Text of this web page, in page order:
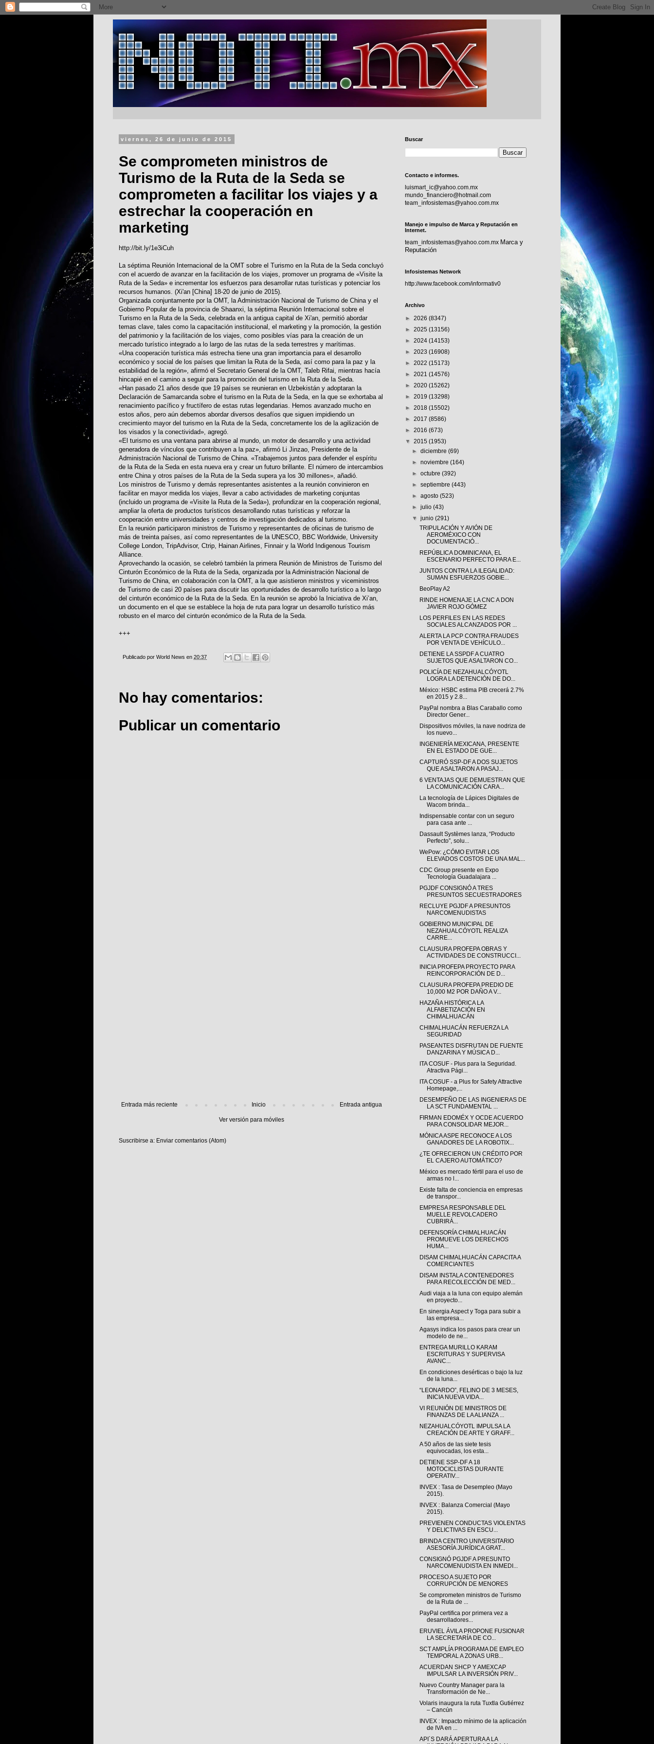
viernes, 26 de junio de 2015
Se comprometen ministros de
Turismo de la Ruta de la Seda se
comprometen a facilitar los viajes y a
estrechar la cooperación en
marketing
http://bit.ly/1e3iCuh
La séptima Reunión Internacional de la OMT sobre el Turismo en la Ruta de la Seda concluyó
con el acuerdo de avanzar en la facilitación de los viajes, promover un programa de «Visite la
Ruta de la Seda» e incrementar los esfuerzos para desarrollar rutas turísticas y potenciar los
recursos humanos. (Xi'an [China] 18-20 de junio de 2015).
Organizada conjuntamente por la OMT, la Administración Nacional de Turismo de China y el
Gobierno Popular de la provincia de Shaanxi, la séptima Reunión Internacional sobre el
Turismo en la Ruta de la Seda, celebrada en la antigua capital de Xi'an, permitió abordar
temas clave, tales como la capacitación institucional, el marketing y la promoción, la gestión
del patrimonio y la facilitación de los viajes, como posibles vías para la creación de un
mercado turístico integrado a lo largo de las rutas de la seda terrestres y marítimas.
«Una cooperación turística más estrecha tiene una gran importancia para el desarrollo
económico y social de los países que limitan la Ruta de la Seda, así como para la paz y la
estabilidad de la región», afirmó el Secretario General de la OMT, Taleb Rifai, mientras hacía
hincapié en el camino a seguir para la promoción del turismo en la Ruta de la Seda.
«Han pasado 21 años desde que 19 países se reunieran en Uzbekistán y adoptaran la
Declaración de Samarcanda sobre el turismo en la Ruta de la Seda, en la que se exhortaba al
renacimiento pacífico y fructífero de estas rutas legendarias. Hemos avanzado mucho en
estos años, pero aún debemos abordar diversos desafíos que siguen impidiendo un
crecimiento mayor del turismo en la Ruta de la Seda, concretamente los de la agilización de
los visados y la conectividad», agregó.
«El turismo es una ventana para abrirse al mundo, un motor de desarrollo y una actividad
generadora de vínculos que contribuyen a la paz», afirmó Li Jinzao, Presidente de la
Administración Nacional de Turismo de China. «Trabajemos juntos para defender el espíritu
de la Ruta de la Seda en esta nueva era y crear un futuro brillante. El número de intercambios
entre China y otros países de la Ruta de la Seda supera ya los 30 millones», añadió.
Los ministros de Turismo y demás representantes asistentes a la reunión convinieron en
facilitar en mayor medida los viajes, llevar a cabo actividades de marketing conjuntas
(incluido un programa de «Visite la Ruta de la Seda»), profundizar en la cooperación regional,
ampliar la oferta de productos turísticos desarrollando rutas turísticas y reforzar la
cooperación entre universidades y centros de investigación dedicados al turismo.
En la reunión participaron ministros de Turismo y representantes de oficinas de turismo de
más de treinta países, así como representantes de la UNESCO, BBC Worldwide, University
College London, TripAdvisor, Ctrip, Hainan Airlines, Finnair y la World Indigenous Tourism
Alliance.
Aprovechando la ocasión, se celebró también la primera Reunión de Ministros de Turismo del
Cinturón Económico de la Ruta de la Seda, organizada por la Administración Nacional de
Turismo de China, en colaboración con la OMT, a la que asistieron ministros y viceministros
de Turismo de casi 20 países para discutir las oportunidades de desarrollo turístico a lo largo
del cinturón económico de la Ruta de la Seda. En la reunión se aprobó la Iniciativa de Xi’an,
un documento en el que se establece la hoja de ruta para lograr un desarrollo turístico más
robusto en el marco del cinturón económico de la Ruta de la Seda.
+++
Publicado por World News en 20:37
No hay comentarios:
Publicar un comentario
Entrada más reciente Entrada antigua
Inicio
Ver versión para móviles
Suscribirse a: Enviar comentarios (Atom)
Buscar
Contacto e informes.
luismart_ic@yahoo.com.mx
mundo_financiero@hotmail.com
team_infosistemas@yahoo.com.mx
Manejo e impulso de Marca y Reputación en
Internet.
team_infosistemas@yahoo.com.mx Marca y
Reputación
Infosistemas Network
http://www.facebook.com/informativ0
Archivo
► 2026 (8347)
► 2025 (13156)
► 2024 (14153)
► 2023 (16908)
► 2022 (15173)
► 2021 (14576)
► 2020 (15262)
► 2019 (13298)
► 2018 (15502)
► 2017 (8586)
► 2016 (673)
▼ 2015 (1953)
►diciembre(69)
►noviembre(164)
►octubre(392)
►septiembre(443)
►agosto(523)
►julio(43)
▼junio(291)
TRIPULACIÓN Y AVIÓN DE
AEROMÉXICO CON
DOCUMENTACIÓ...
REPÚBLICA DOMINICANA, EL
ESCENARIO PERFECTO PARA E...
JUNTOS CONTRA LA ILEGALIDAD:
SUMAN ESFUERZOS GOBIE...
BeoPlay A2
RINDE HOMENAJE LA CNC A DON
JAVIER ROJO GÓMEZ
LOS PERFILES EN LAS REDES
SOCIALES ALCANZADOS POR ...
ALERTA LA PCP CONTRA FRAUDES
POR VENTA DE VEHÍCULO...
DETIENE LA SSPDF A CUATRO
SUJETOS QUE ASALTARON CO...
POLICÍA DE NEZAHUALCÓYOTL
LOGRA LA DETENCIÓN DE DO...
México: HSBC estima PIB crecerá 2.7%
en 2015 y 2.8...
PayPal nombra a Blas Caraballo como
Director Gener...
Dispositivos móviles, la nave nodriza de
los nuevo...
INGENIERÍA MEXICANA, PRESENTE ​
EN EL ESTADO DE GUE...
CAPTURÓ SSP-DF A DOS SUJETOS
QUE ASALTARON A PASAJ...
6 VENTAJAS QUE DEMUESTRAN QUE
LA COMUNICACIÓN CARA...
La tecnología de Lápices Digitales de
Wacom brinda...
Indispensable contar con un seguro
para casa ante ...
Dassault Systèmes lanza, “Producto
Perfecto”, solu...
WePow: ¿CÓMO EVITAR LOS
ELEVADOS COSTOS DE UNA MAL...
CDC Group presente en Expo
Tecnología Guadalajara ...
PGJDF CONSIGNÓ A TRES
PRESUNTOS SECUESTRADORES
RECLUYE PGJDF A PRESUNTOS
NARCOMENUDISTAS
GOBIERNO MUNICIPAL DE
NEZAHUALCÓYOTL REALIZA
CARRE...
CLAUSURA PROFEPA OBRAS Y
ACTIVIDADES DE CONSTRUCCI...
INICIA PROFEPA PROYECTO PARA
REINCORPORACIÓN DE D...
CLAUSURA PROFEPA PREDIO DE
10,000 M2 POR DAÑO A V...
HAZAÑA HISTÓRICA LA
ALFABETIZACIÓN EN
CHIMALHUACÁN
CHIMALHUACÁN REFUERZA LA
SEGURIDAD
PASEANTES DISFRUTAN DE FUENTE
DANZARINA Y MÚSICA D...
ITA COSUF - Plus para la Seguridad.
Atractiva Pági...
ITA COSUF - a Plus for Safety Attractive
Homepage,...
DESEMPEÑO DE LAS INGENIERAS DE
LA SCT FUNDAMENTAL ...
FIRMAN EDOMÉX Y OCDE ACUERDO
PARA CONSOLIDAR MEJOR...
MÓNICA ASPE RECONOCE A LOS
GANADORES DE LA ROBOTIX...
¿TE OFRECIERON UN CRÉDITO POR
EL CAJERO AUTOMÁTICO?
México es mercado fértil para el uso de
armas no l...
Existe falta de conciencia en empresas
de transpor...
EMPRESA RESPONSABLE DEL
MUELLE REVOLCADERO
CUBRIRÁ...
DEFENSORÍA CHIMALHUACÁN
PROMUEVE LOS DERECHOS
HUMA...
DISAM CHIMALHUACÁN CAPACITA A
COMERCIANTES
DISAM INSTALA CONTENEDORES
PARA RECOLECCIÓN DE MED...
Audi viaja a la luna con equipo alemán
en proyecto...
En sinergia Aspect y Toga para subir a
las empresa...
Agasys indica los pasos para crear un
modelo de ne...
ENTREGA MURILLO KARAM
ESCRITURAS Y SUPERVISA
AVANC...
En condiciones desérticas o bajo la luz
de la luna...
“LEONARDO”, FELINO DE 3 MESES,
INICIA NUEVA VIDA...
VI REUNIÓN DE MINISTROS DE
FINANZAS DE LA ALIANZA ...
NEZAHUALCÓYOTL IMPULSA LA
CREACIÓN DE ARTE Y GRAFF...
A 50 años de las siete tesis
equivocadas, los esta...
DETIENE SSP-DF A 18
MOTOCICLISTAS DURANTE
OPERATIV...
INVEX : Tasa de Desempleo (Mayo
2015).
INVEX : Balanza Comercial (Mayo
2015).
PREVIENEN CONDUCTAS VIOLENTAS
Y DELICTIVAS EN ESCU...
BRINDA CENTRO UNIVERSITARIO
ASESORÍA JURÍDICA GRAT...
CONSIGNÓ PGJDF A PRESUNTO
NARCOMENUDISTA EN INMEDI...
PROCESO A SUJETO POR
CORRUPCIÓN DE MENORES
Se comprometen ministros de Turismo
de la Ruta de ...
PayPal certifica por primera vez a
desarrolladores...
ERUVIEL ÁVILA PROPONE FUSIONAR
LA SECRETARÍA DE CO...
SCT AMPLÍA PROGRAMA DE EMPLEO
TEMPORAL A ZONAS URB...
ACUERDAN SHCP Y AMEXCAP
IMPULSAR LA INVERSIÓN PRIV...
Nuevo Country Manager para la
Transformación de Ne...
Volaris inaugura la ruta Tuxtla Gutiérrez
– Cancún
INVEX : Impacto mínimo de la aplicación
de IVA en ...
API´S DARÁ APERTURA A LA